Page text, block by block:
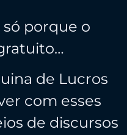
porque o
de Lucros
com esses
de discursos